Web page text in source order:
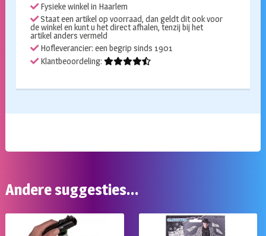
Fysieke winkel in Haarlem
Staat een artikel op voorraad, dan geldt dit ook voor
de winkel en kunt u het direct afhalen, tenzij bij het
artikel anders vermeld
Hofleverancier: een begrip sinds 1901
Klantbeoordeling:
Andere suggesties…